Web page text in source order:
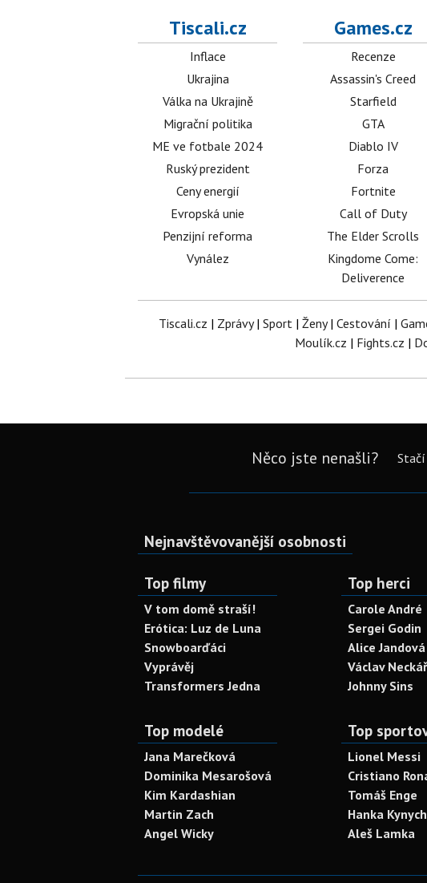
Tiscali.cz
Inflace
Ukrajina
Válka na Ukrajině
Migrační politika
ME ve fotbale 2024
Ruský prezident
Ceny energií
Evropská unie
Penzijní reforma
Vynález
Games.cz
Recenze
Assassin's Creed
Starfield
GTA
Diablo IV
Forza
Fortnite
Call of Duty
The Elder Scrolls
Kingdome Come:
Deliverence
Tiscali.cz | Zprávy| Sport| Ženy| Cestování |
Moulík.cz | Fights.cz |
Něco jste nenašli? Stačí
Nejnavštěvovanější osobnosti
Top filmy
V tom domě straší!
Erótica: Luz de Luna
Snowboarďáci
Vyprávěj
Transformers Jedna
Top herci
Carole André
Sergei Godin
Alice Jandová
Václav Neckář
Johnny Sins
Top modelé
Jana Marečková
Dominika Mesarošová
Kim Kardashian
Martin Zach
Angel Wicky
Top
Lionel Messi
Cristiano
Tomáš Enge
Hanka
Aleš Lamka